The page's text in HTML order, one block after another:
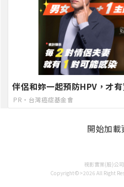
伴侶和妳一起預防HPV，才有
PR・台灣癌症基金會
開始加載
視影實業(股)公
Copyright©>2026 All Right